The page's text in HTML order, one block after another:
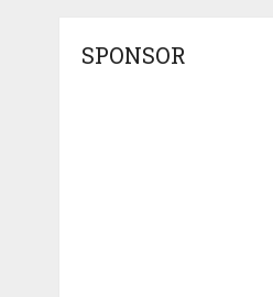
SPONSOR